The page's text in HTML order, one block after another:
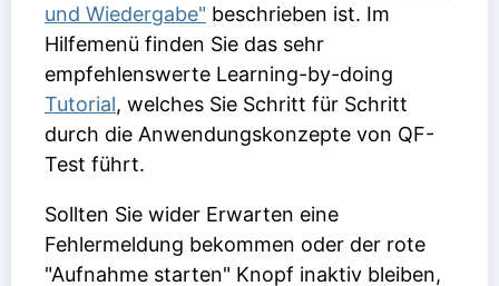
und Wiedergabe" beschrieben ist. Im
Hilfemenü finden Sie das sehr
empfehlenswerte Learning-by-doing
Tutorial, welches Sie Schritt für Schritt
durch die Anwendungskonzepte von QF-
Test führt.
Sollten Sie wider Erwarten eine
Fehlermeldung bekommen oder der rote
"Aufnahme starten" Knopf inaktiv bleiben,